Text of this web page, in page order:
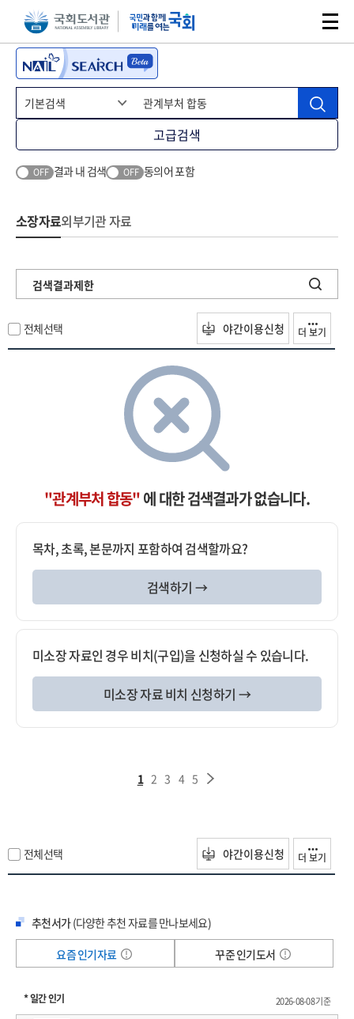
본문 바로가기주메뉴 바로가기
고급검색
OFF 결과 내 검색 OFF 동의어 포함
소장자료외부기관 자료
검색결과제한
전체선택 야간이용신청 더 보기
"관계부처 합동"에 대한 검색결과가 없습니다.
목차, 초록, 본문까지 포함하여 검색할까요?
검색하기 →
미소장 자료인 경우 비치(구입)을 신청하실 수 있습니다.
미소장 자료 비치 신청하기 →
1 2 3 4 5
전체선택 야간이용신청 더 보기
추천서가(다양한 추천 자료를 만나보세요)
요즘 인기자료
꾸준 인기도서
* 일간 인기
2026-08-08 기준